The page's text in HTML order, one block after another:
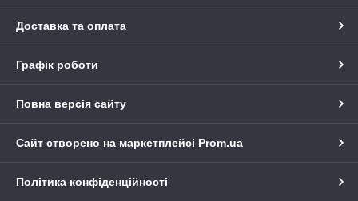
Доставка та оплата
Графік роботи
Повна версія сайту
Сайт створено на маркетплейсі Prom.ua
Політика конфіденційності